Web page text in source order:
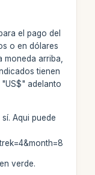
el pago del
o en dólares
arriba,
tienen
adelanto
Aqui puede
verde.